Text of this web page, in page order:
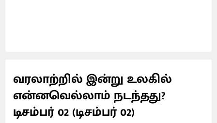
வரலாற்றில் இன்று உலகில்
என்னவெல்லாம் நடந்தது?
டிசம்பர் 02 (டிசம்பர் 02)